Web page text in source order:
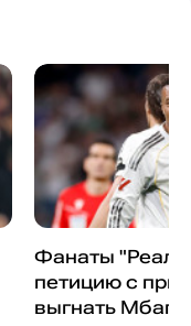
Фанаты
петицию с
выгнать